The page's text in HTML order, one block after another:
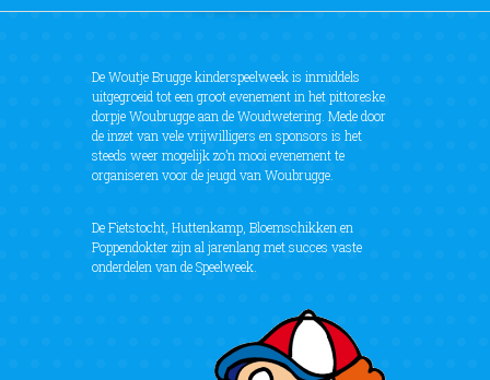
De Woutje Brugge kinderspeelweek is inmiddels
uitgegroeid tot een groot evenement in het pittoreske
dorpje Woubrugge aan de Woudwetering. Mede door
de inzet van vele vrijwilligers en sponsors is het
steeds weer mogelijk zo’n mooi evenement te
organiseren voor de jeugd van Woubrugge.
De Fietstocht, Huttenkamp, Bloemschikken en
Poppendokter zijn al jarenlang met succes vaste
onderdelen van de Speelweek.